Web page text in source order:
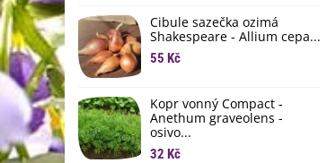
Cibule sazečka ozimá
Shakespeare - Allium cepa...
55 Kč
Kopr vonný Compact -
Anethum graveolens -
osivo...
32 Kč